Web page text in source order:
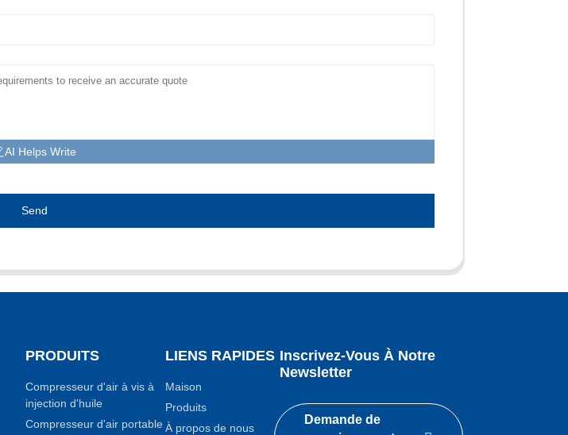
AI Helps Write
Send
PRODUITS
Compresseur d'air à vis à
injection d'huile
Compresseur d'air portable
LIENS RAPIDES
Maison
Produits
À propos de nous
Inscrivez-Vous À Notre
Newsletter
Demande de